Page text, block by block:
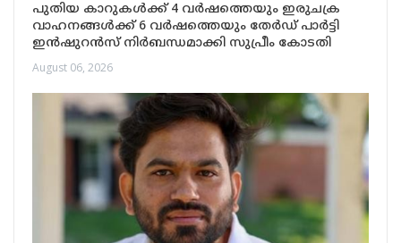
പുതിയ കാറുകൾക്ക് 4 വർഷത്തെയും ഇരുചക്ര
വാഹനങ്ങൾക്ക് 6 വർഷത്തെയും തേർഡ് പാർട്ടി
ഇൻഷുറൻസ് നിർബന്ധമാക്കി സുപ്രീം കോടതി
August 06, 2026